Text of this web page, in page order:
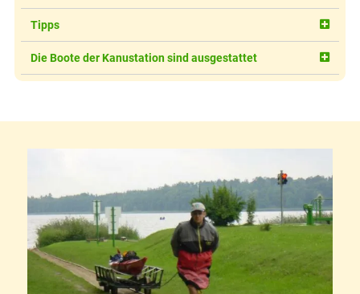
Tipps
Die Boote der Kanustation sind ausgestattet